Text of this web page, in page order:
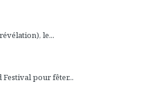
le...
Festival pour fêter...